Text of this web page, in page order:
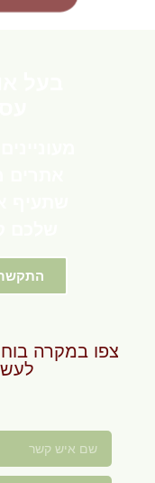
צפו במקרה